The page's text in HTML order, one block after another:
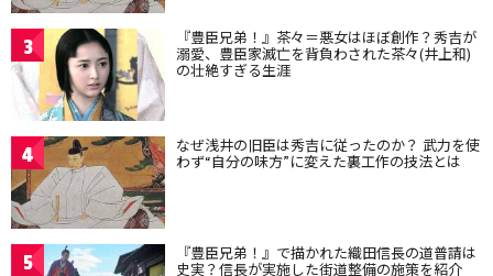
3 『豊臣兄弟！』茶々＝悪女はほぼ創作？秀吉が
溺愛、豊臣家滅亡を背負わされた茶々(井上和)
の壮絶すぎる生涯
4 なぜ浅井の旧臣は秀吉に従ったのか？ 武力を使
わず“自分の味方”に変えた裏工作の技法とは
5 『豊臣兄弟！』で描かれた織田信長の道普請は
史実？信長が実施した街道整備の施策を紹介